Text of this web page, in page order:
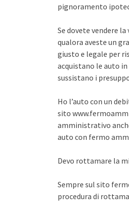
pignoramento
Se dovete vendere
qualora aveste un
giusto e legale per
acquistano le auto
sussistano i
Ho l’auto con un
sito
amministrativo
auto con fermo
Devo rottamare la
Sempre sul sito
procedura di